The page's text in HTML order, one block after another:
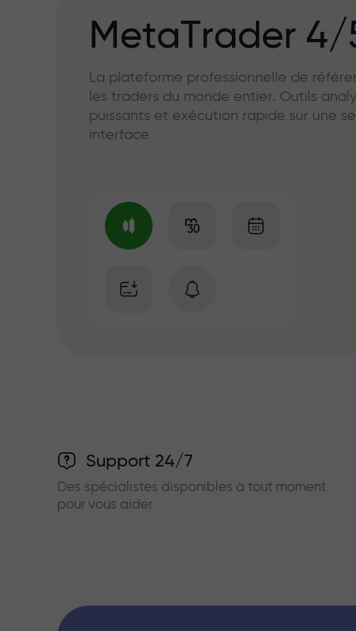
MetaTrader 4/
La plateforme professionnelle de
les traders du monde entier. Outils
puissants et exécution rapide sur une
interface
Support 24/7
Des spécialistes disponibles à tout moment
pour vous aider